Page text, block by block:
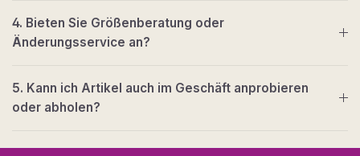
4. Bieten Sie Größenberatung oder
Änderungsservice an?
5. Kann ich Artikel auch im Geschäft anprobieren
oder abholen?